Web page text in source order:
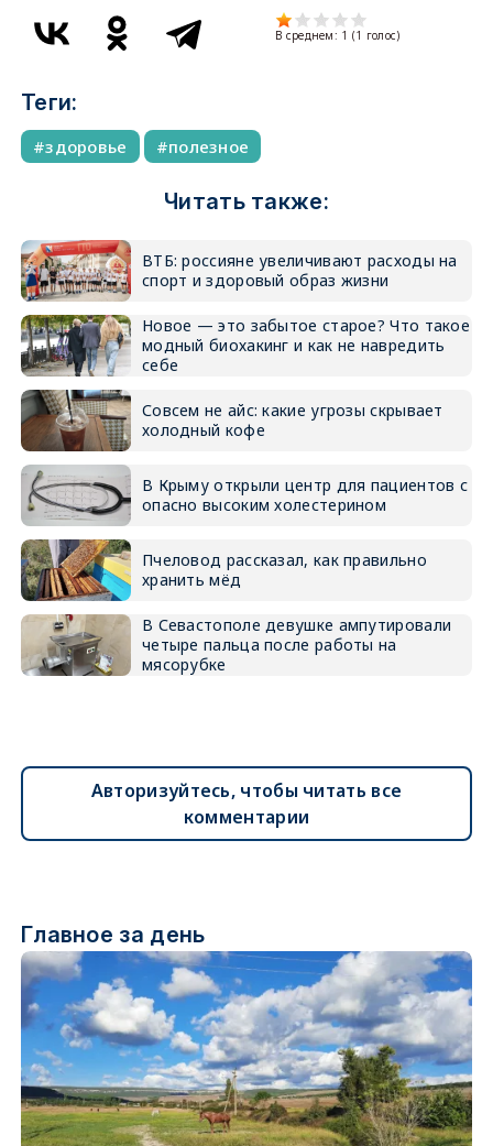
В среднем: 1 (1 голос)
Теги:
здоровье полезное
Читать также:
ВТБ: россияне увеличивают расходы на
спорт и здоровый образ жизни
Новое — это забытое старое? Что такое
модный биохакинг и как не навредить
себе
Совсем не айс: какие угрозы скрывает
холодный кофе
В Крыму открыли центр для пациентов с
опасно высоким холестерином
Пчеловод рассказал, как правильно
хранить мёд
В Севастополе девушке ампутировали
четыре пальца после работы на
мясорубке
Авторизуйтесь, чтобы читать все
комментарии
Главное за день